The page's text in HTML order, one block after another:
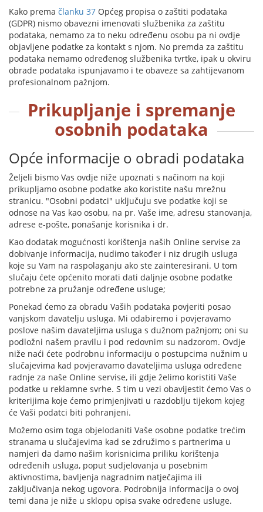
Kako prema članku 37 Općeg propisa o zaštiti podataka
(GDPR) nismo obavezni imenovati službenika za zaštitu
podataka, nemamo za to neku određenu osobu pa ni ovdje
objavljene podatke za kontakt s njom. No premda za zaštitu
podataka nemamo određenog službenika tvrtke, ipak u okviru
obrade podataka ispunjavamo i te obaveze sa zahtijevanom
profesionalnom pažnjom.
Prikupljanje i spremanje
osobnih podataka
Opće informacije o obradi podataka
Željeli bismo Vas ovdje niže upoznati s načinom na koji
prikupljamo osobne podatke ako koristite našu mrežnu
stranicu. "Osobni podatci" uključuju sve podatke koji se
odnose na Vas kao osobu, na pr. Vaše ime, adresu stanovanja,
adrese e-pošte, ponašanje korisnika i dr.
Kao dodatak mogućnosti korištenja naših Online servise za
dobivanje informacija, nudimo također i niz drugih usluga
koje su Vam na raspolaganju ako ste zainteresirani. U tom
slučaju ćete općenito morati dati daljnje osobne podatke
potrebne za pružanje određene usluge;
Ponekad ćemo za obradu Vaših podataka povjeriti posao
vanjskom davatelju usluga. Mi odabiremo i povjeravamo
poslove našim davateljima usluga s dužnom pažnjom; oni su
podložni našem pravilu i pod redovnim su nadzorom. Ovdje
niže naći ćete podrobnu informaciju o postupcima nužnim u
slučajevima kad povjeravamo davateljima usluga određene
radnje za naše Online servise, ili gdje želimo koristiti Vaše
podatke u reklamne svrhe. S tim u vezi obavijestit ćemo Vas o
kriterijima koje ćemo primjenjivati u razdoblju tijekom kojeg
će Vaši podatci biti pohranjeni.
Možemo osim toga objelodaniti Vaše osobne podatke trećim
stranama u slučajevima kad se združimo s partnerima u
namjeri da damo našim korisnicima priliku korištenja
određenih usluga, poput sudjelovanja u posebnim
aktivnostima, bavljenja nagradnim natječajima ili
zaključivanja nekog ugovora. Podrobnija informacija o ovoj
temi dana je niže u sklopu opisa svake određene usluge.